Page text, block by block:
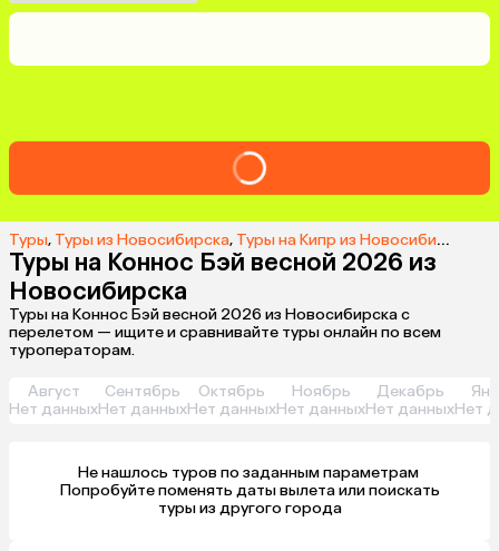
Туры, Туры из Новосибирска, Туры на Кипр из Новосибирска
Туры на Коннос Бэй весной 2026 из
Новосибирска
Туры на Коннос Бэй весной 2026 из Новосибирска с
перелетом — ищите и сравнивайте туры онлайн по всем
туроператорам.
Август
Нет данных
Сентябрь
Нет данных
Октябрь
Нет данных
Ноябрь
Нет данных
Декабрь
Нет данныхНет
Не нашлось туров по заданным параметрам
туры из другого города